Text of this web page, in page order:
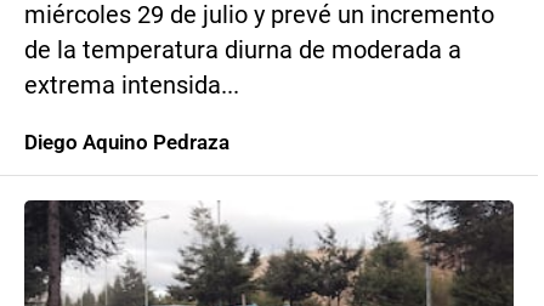
miércoles 29 de julio y prevé un incremento
de la temperatura diurna de moderada a
extrema intensida...
Diego Aquino Pedraza